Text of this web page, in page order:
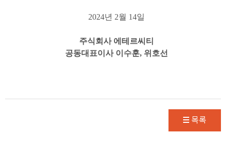
2024년 2월 14일
주식회사 에테르씨티
공동대표이사 이수훈, 위호선
목록